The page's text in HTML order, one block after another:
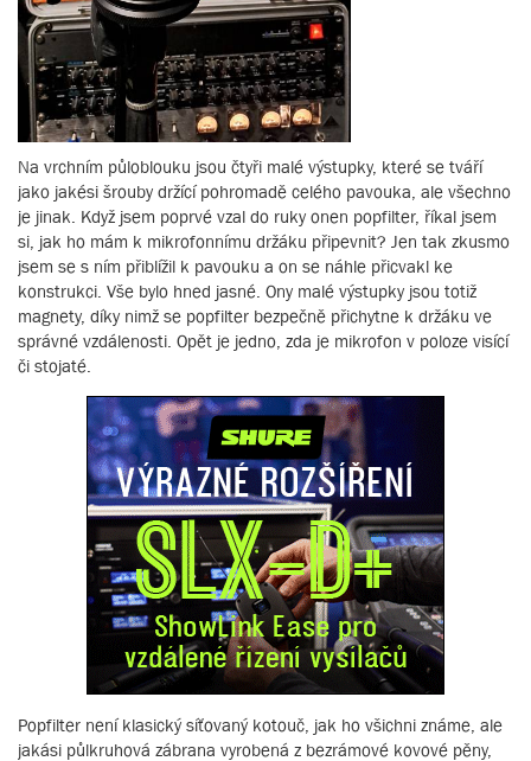
Na vrchním půloblouku jsou čtyři malé výstupky, které se tváří
jako jakési šrouby držící pohromadě celého pavouka, ale všechno
je jinak. Když jsem poprvé vzal do ruky onen popfilter, říkal jsem
si, jak ho mám k mikrofonnímu držáku připevnit? Jen tak zkusmo
jsem se s ním přiblížil k pavouku a on se náhle přicvakl ke
konstrukci. Vše bylo hned jasné. Ony malé výstupky jsou totiž
magnety, díky nimž se popfilter bezpečně přichytne k držáku ve
správné vzdálenosti. Opět je jedno, zda je mikrofon v poloze visící
či stojaté.
Popfilter není klasický síťovaný kotouč, jak ho všichni známe, ale
jakási půlkruhová zábrana vyrobená z bezrámové kovové pěny,